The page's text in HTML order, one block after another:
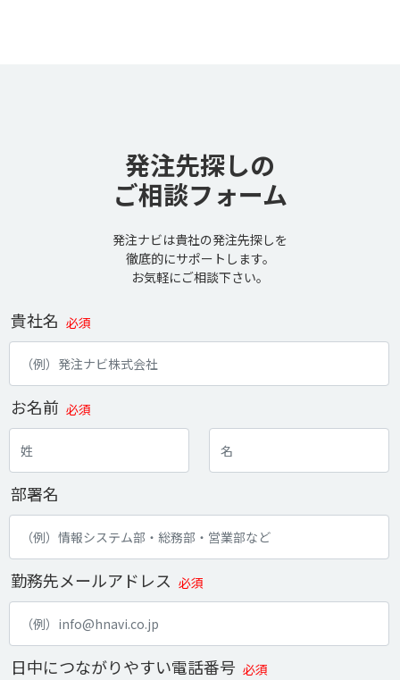
発注先探しの
ご相談フォーム
発注ナビは貴社の発注先探しを
徹底的にサポートします。
お気軽にご相談下さい。
貴社名 必須
お名前 必須
部署名
勤務先メールアドレス 必須
日中につながりやすい電話番号 必須